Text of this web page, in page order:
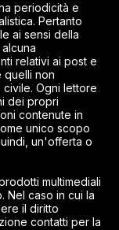
periodicità e
Pertanto
ai sensi della
relativi ai post e
quelli non
Ogni lettore
dei propri
contenute in
unico scopo
un'offerta o
multimediali
Nel caso in cui la
il diritto
contatti per la